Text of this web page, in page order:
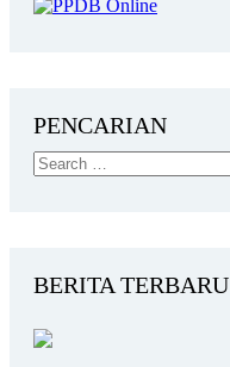
PENCARIAN
BERITA TERBARU